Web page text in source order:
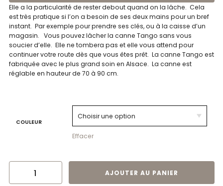
Elle a la particularité de rester debout quand on la lâche. Cela
est très pratique si l’on a besoin de ses deux mains pour un bref
instant. Par exemple pour prendre ses clés, ou à la caisse d’un
magasin. Vous pouvez lâcher la canne Tango sans vous
soucier d’elle. Elle ne tombera pas et elle vous attend pour
continuer votre route dès que vous êtes prêt. La canne Tango est
fabriquée avec le plus grand soin en Alsace. La canne est
réglable en hauteur de 70 à 90 cm.
COULEUR
Effacer
QUANTITÉ DE CANNE TANGO SWING I MOBIO
AJOUTER AU PANIER